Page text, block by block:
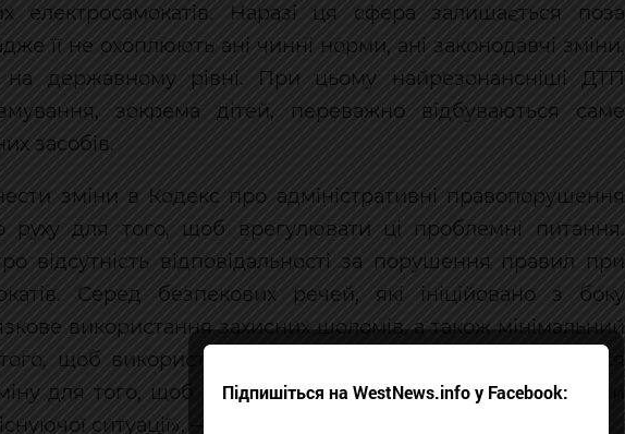
електросамокатів. Наразі ця сфера залишається поза
її не охоплюють ані чинні норми, ані законодавчі зміни,
на державному рівні. При цьому найрезонансніші ДТП
зокрема дітей, переважно відбуваються саме
засобів.
зміни в Кодекс про адміністративні правопорушення
для того, щоб врегулювати ці проблемні питання.
відсутність відповідальності за порушення правил при
Серед безпекових речей, які ініційовано з боку
використання захисних шоломів, а також мінімальний
щоб використовувати цей транспорт. Ми звернулися
для того, щоб вони в межах своїх повноважень вжили
ситуації», — наголосив Олег Забарило.
Підпишіться на WestNews.info у Facebook: